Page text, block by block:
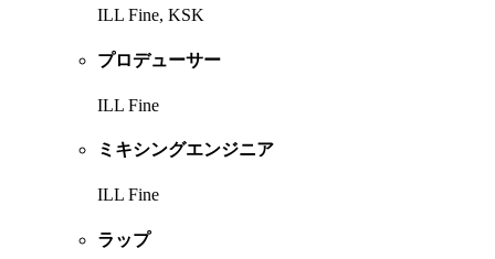
ILL Fine, KSK
プロデューサー
ILL Fine
ミキシングエンジニア
ILL Fine
ラップ